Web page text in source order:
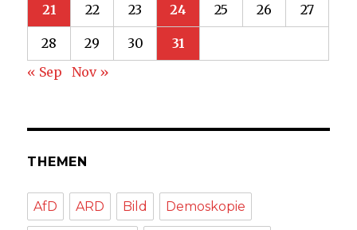
21 22 23 24 25 26 27
28 29 30
31
« Sep
Nov »
THEMEN
AfD ARD Bild Demoskopie